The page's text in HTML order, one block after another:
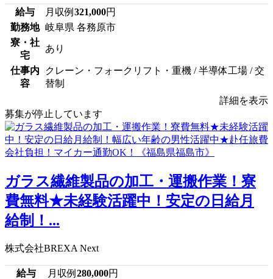
給与 月収例 321,000円
勤務地 岐阜県 各務原市
寮・社
宅
あり
仕事内
容
クレーン・フォークリフト・重機 / 半導体工場 / 交
替制
詳細を表示
募集が停止しています
ガラス繊維製品の加工・運搬作業！寮
費無料★未経験活躍中！安定の日給月
給制！...
株式会社BREXA Next
給与 月収例 280,000円